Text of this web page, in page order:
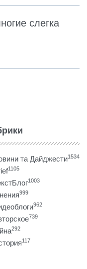
слегка
та Дайджести1534
1105
1003
999
962
739
292
117